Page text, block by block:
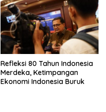
Refleksi 80 Tahun Indonesia
Merdeka, Ketimpangan
Ekonomi Indonesia Buruk